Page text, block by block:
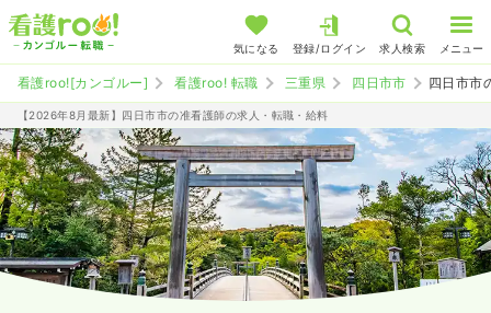
気になる 登録/ログイン 求人検索 メニュー
看護roo![カンゴルー] 看護roo! 転職 三重県 四日市市 四日市市
【2026年8月最新】四日市市の准看護師の求人・転職・給料